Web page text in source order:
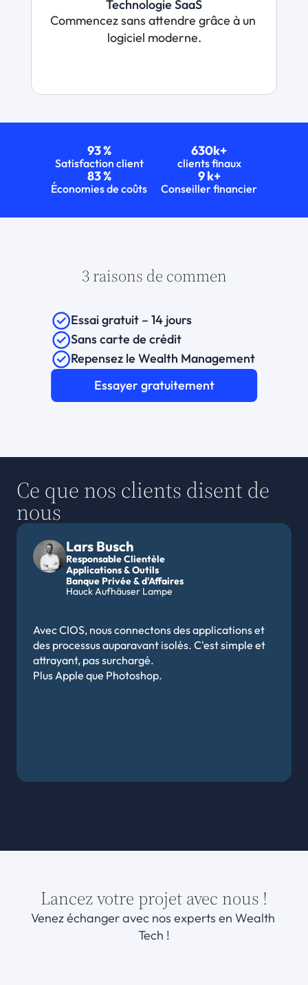
Technologie SaaS
Commencez sans attendre grâce à un
logiciel moderne.
93 %
Satisfaction client
630k+
clients finaux
83 %
Économies de coûts
9 k+
Conseiller financier
3 raisons de commen
Essai gratuit – 14 jours
Sans carte de crédit
Repensez le Wealth Management
Essayer gratuitement
Ce que nos clients disent de
nous
Lars Busch
Responsable Clientèle
Applications & Outils
Banque Privée & d'Affaires
Hauck Aufhäuser Lampe
Avec CIOS, nous connectons des applications et
des processus auparavant isolés. C'est simple et
attrayant, pas surchargé.
Plus Apple que Photoshop.
Lancez votre projet avec nous !
Venez échanger avec nos experts en Wealth
Tech !